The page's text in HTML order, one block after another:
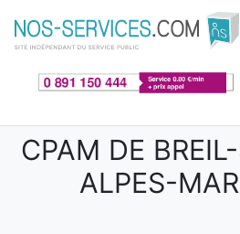
Aller au contenu principal
CPAM DE
ALPES-